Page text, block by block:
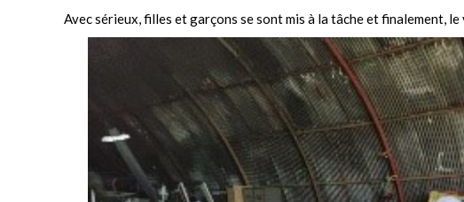
Avec sérieux, filles et garçons se sont mis à la tâche et finalement,